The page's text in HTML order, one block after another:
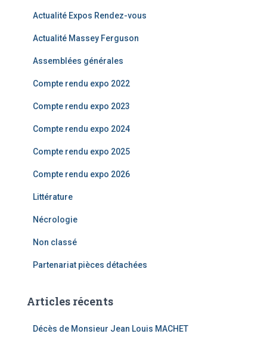
Actualité Expos Rendez-vous
Actualité Massey Ferguson
Assemblées générales
Compte rendu expo 2022
Compte rendu expo 2023
Compte rendu expo 2024
Compte rendu expo 2025
Compte rendu expo 2026
Littérature
Nécrologie
Non classé
Partenariat pièces détachées
Articles récents
Décès de Monsieur Jean Louis MACHET